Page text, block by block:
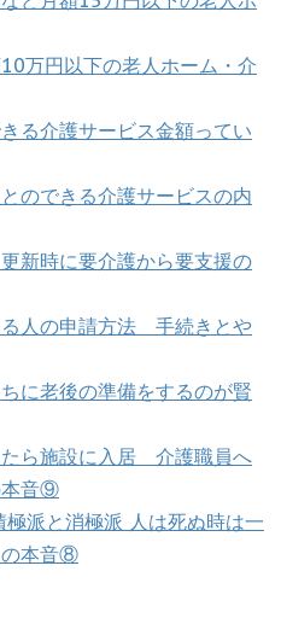
万円以下の老人ホーム・介
る介護サービス金額ってい
のできる介護サービスの内
新時に要介護から要支援の
人の申請方法 手続きとや
に老後の準備をするのが賢
ら施設に入居 介護職員へ
本音⑨
派と消極派 人は死ぬ時は一
の本音⑧